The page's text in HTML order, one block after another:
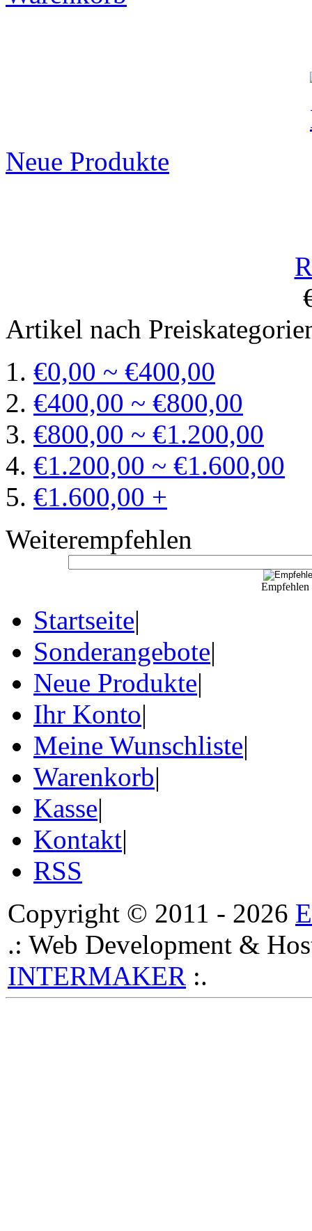
Neue Produkte
Artikel nach
€0,00 ~ €400,00
€400,00 ~ €800,00
€800,00 ~ €1.200,00
€1.200,00 ~ €1.600,00
€1.600,00 +
Weiterempfehlen
Empfehlen
Startseite|
Sonderangebote|
Neue Produkte|
Ihr Konto|
Meine Wunschliste|
Warenkorb|
Kasse|
Kontakt|
RSS
Copyright © 2011 - 2026
.: Web Development &
INTERMAKER :.